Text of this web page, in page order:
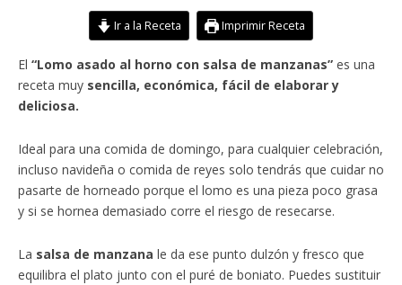
Ir a la Receta Imprimir Receta
El “Lomo asado al horno con salsa de manzanas” es una
receta muy sencilla, económica, fácil de elaborar y
deliciosa.
Ideal para una comida de domingo, para cualquier celebración,
incluso navideña o comida de reyes solo tendrás que cuidar no
pasarte de horneado porque el lomo es una pieza poco grasa
y si se hornea demasiado corre el riesgo de resecarse.
La salsa de manzana le da ese punto dulzón y fresco que
equilibra el plato junto con el puré de boniato. Puedes sustituir